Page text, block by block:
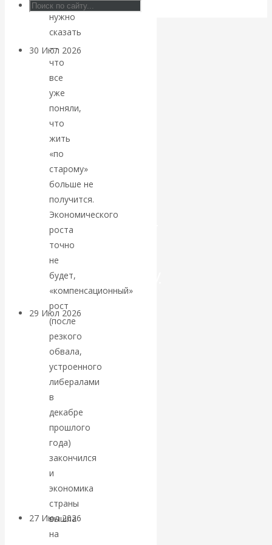
Центробанков?
30 Июл 2026
экономика
Валентин
Катасонов.
Искусственный
интеллект —
революционный
переход к
посткапитализму
29 Июл 2026
финансовая олигархия
Валентин
Катасонов.
«Мировые
ростовщики»:
вчера и сегодня
27 Июл 2026
валютная система
нужно
сказать
—
что
все
уже
поняли,
что
жить
«по
старому»
больше не
получится.
Экономического
роста
точно
не
будет,
«компенсационный»
рост
(после
резкого
обвала,
устроенного
либералами
в
декабре
прошлого
года)
закончился
и
экономика
страны
вышла
на